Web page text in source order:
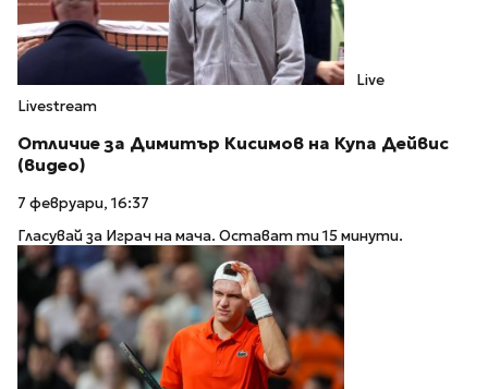
Live
Livestream
Отличие за Димитър Кисимов на Купа Дейвис
(видео)
7 февруари, 16:37
Гласувай за Играч на мача. Остават ти 15 минути.